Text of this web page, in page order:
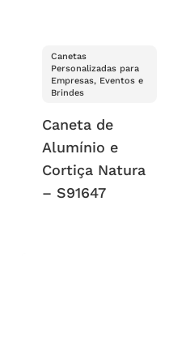
Canetas
Personalizadas para
Empresas, Eventos e
Brindes
Caneta de
Alumínio e
Cortiça Natura
– S91647